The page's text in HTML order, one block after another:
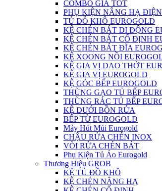
COMBO GIÁ TỐT
PHỤ KIỆN NÂNG HẠ ĐIỆN
TỦ ĐỒ KHÔ EUROGOLD
KỆ CHÉN BÁT DI ĐỘNG
KỆ CHÉN BÁT CỐ ĐỊNH
KỆ CHÉN BÁT ĐĨA
KỆ XOONG NỒI
KỆ GIA VỊ DAO THỚT
KỆ GIA VỊ EUROGOLD
KỆ GÓC BẾP EUROGOLD
THÙNG GẠO TỦ BẾP
THÙNG RÁC TỦ BẾP
KỆ DƯỚI BỒN RỬA
BẾP TỪ EUROGOLD
Máy Hút Múi Eurogold
CHẬU RỬA CHÉN INOX
VÒI RỬA CHÉN BÁT
Phụ Kiện Tủ Áo Eurogold
Thương Hiệu GROB
KỆ TỦ ĐỒ KHÔ
KỆ CHÉN NÂNG HẠ